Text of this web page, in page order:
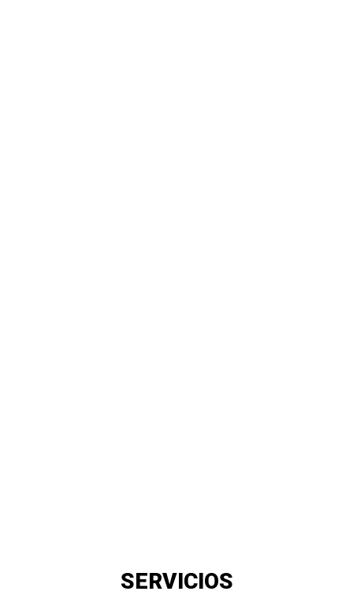
SERVICIOS